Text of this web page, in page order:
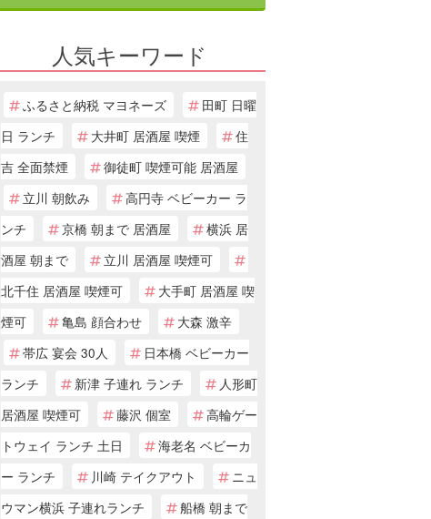
人気キーワード
ふるさと納税 マヨネーズ
田町 日曜
日 ランチ
大井町 居酒屋 喫煙
住
吉 全面禁煙
御徒町 喫煙可能 居酒屋
立川 朝飲み
高円寺 ベビーカー ラ
ンチ
京橋 朝まで 居酒屋
横浜 居
酒屋 朝まで
立川 居酒屋 喫煙可
北千住 居酒屋 喫煙可
大手町 居酒屋 喫
煙可
亀島 顔合わせ
大森 激辛
帯広 宴会 30人
日本橋 ベビーカー
ランチ
新津 子連れ ランチ
人形町
居酒屋 喫煙可
藤沢 個室
高輪ゲー
トウェイ ランチ 土日
海老名 ベビーカ
ー ランチ
川崎 テイクアウト
ニュ
ウマン横浜 子連れランチ
船橋 朝まで